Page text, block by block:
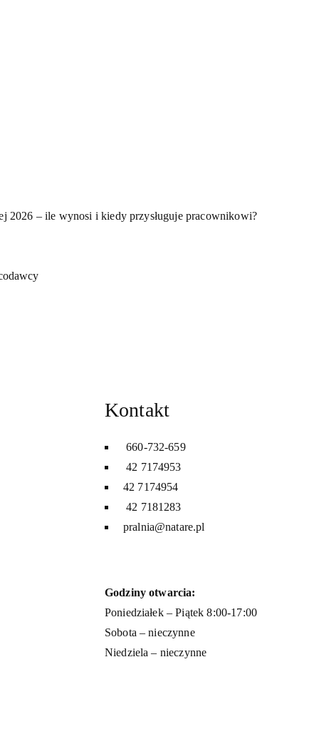
2026 – ile wynosi i kiedy przysługuje pracownikowi?
Kontakt
660-732-659
42 7174953
42 7174954
42 7181283
pralnia@natare.pl
Godziny otwarcia:
Poniedziałek – Piątek 8:00-17:00
Sobota – nieczynne
Niedziela – nieczynne